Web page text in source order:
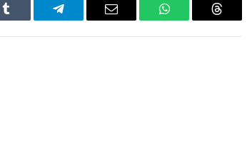
Tumblr Telegram Email WhatsAppThreads